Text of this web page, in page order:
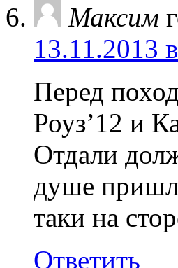
Максим
13.11.2013
Перед
Роуз’12 и
Отдали
душе
таки на
Ответить